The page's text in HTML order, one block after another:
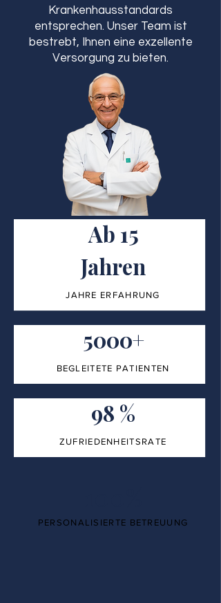
Krankenhausstandards
entsprechen. Unser Team ist
bestrebt, Ihnen eine exzellente
Versorgung zu bieten.
Ab 15
Jahren
JAHRE ERFAHRUNG
5000+
BEGLEITETE PATIENTEN
98 %
ZUFRIEDENHEITSRATE
PERSONALISIERTE BETREUUNG